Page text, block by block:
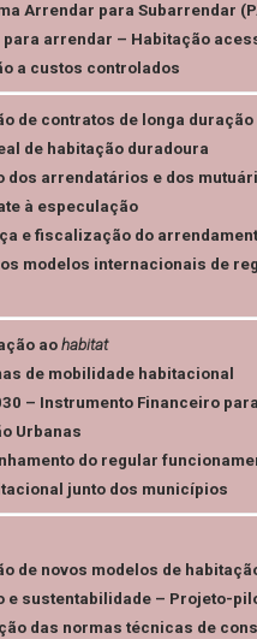
Arrendar para Subarrendar
para arrendar – Habitação
a custos controlados
de contratos de longa duração
de habitação duradoura
dos arrendatários e dos
à especulação
e fiscalização do
modelos internacionais de
ao habitat
de mobilidade habitacional
– Instrumento Financeiro
Urbanas
do regular
junto dos municípios
de novos modelos de
e sustentabilidade – Projeto-
das normas técnicas de